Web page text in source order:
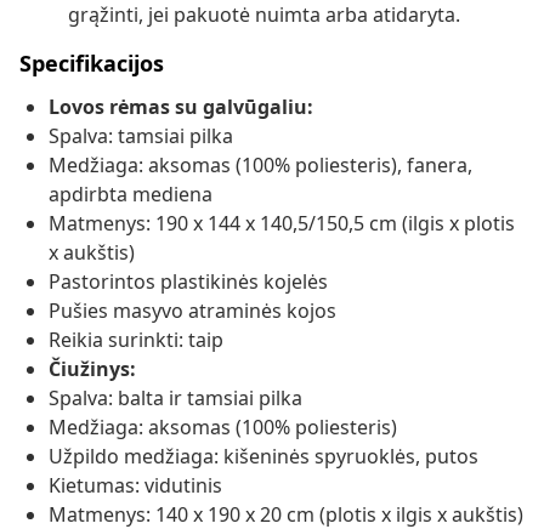
grąžinti, jei pakuotė nuimta arba atidaryta.
Specifikacijos
Lovos rėmas su galvūgaliu:
Spalva: tamsiai pilka
Medžiaga: aksomas (100% poliesteris), fanera,
apdirbta mediena
Matmenys: 190 x 144 x 140,5/150,5 cm (ilgis x plotis
x aukštis)
Pastorintos plastikinės kojelės
Pušies masyvo atraminės kojos
Reikia surinkti: taip
Čiužinys:
Spalva: balta ir tamsiai pilka
Medžiaga: aksomas (100% poliesteris)
Užpildo medžiaga: kišeninės spyruoklės, putos
Kietumas: vidutinis
Matmenys: 140 x 190 x 20 cm (plotis x ilgis x aukštis)